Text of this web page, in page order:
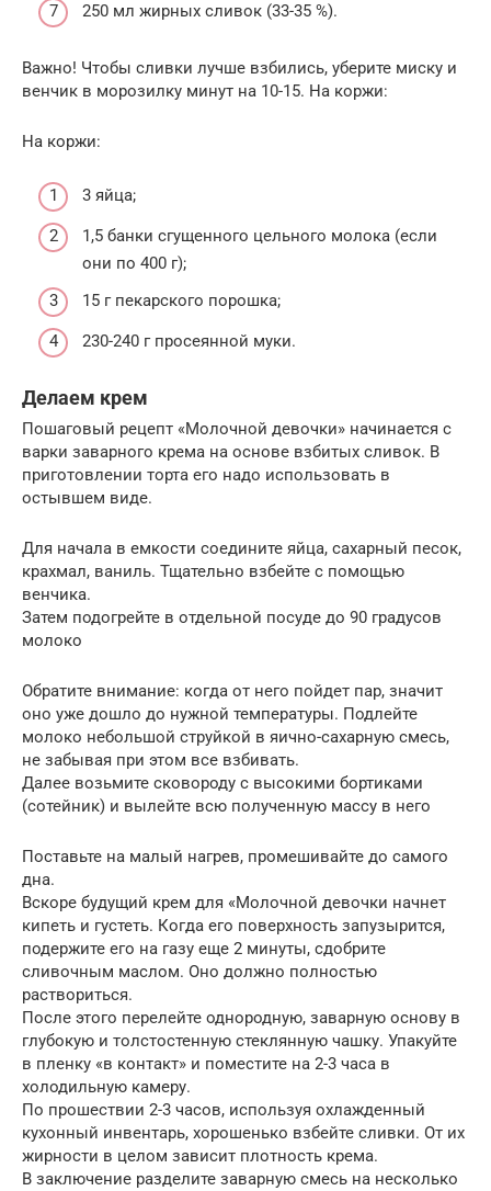
250 мл жирных сливок (33-35 %).
Важно! Чтобы сливки лучше взбились, уберите миску и
венчик в морозилку минут на 10-15. На коржи:
На коржи:
3 яйца;
1,5 банки сгущенного цельного молока (если
они по 400 г);
15 г пекарского порошка;
230-240 г просеянной муки.
Делаем крем
Пошаговый рецепт «Молочной девочки» начинается с
варки заварного крема на основе взбитых сливок. В
приготовлении торта его надо использовать в
остывшем виде.
Для начала в емкости соедините яйца, сахарный песок,
крахмал, ваниль. Тщательно взбейте с помощью
венчика.
Затем подогрейте в отдельной посуде до 90 градусов
молоко
Обратите внимание: когда от него пойдет пар, значит
оно уже дошло до нужной температуры. Подлейте
молоко небольшой струйкой в яично-сахарную смесь,
не забывая при этом все взбивать.
Далее возьмите сковороду с высокими бортиками
(сотейник) и вылейте всю полученную массу в него
Поставьте на малый нагрев, промешивайте до самого
дна.
Вскоре будущий крем для «Молочной девочки начнет
кипеть и густеть. Когда его поверхность запузырится,
подержите его на газу еще 2 минуты, сдобрите
сливочным маслом. Оно должно полностью
раствориться.
После этого перелейте однородную, заварную основу в
глубокую и толстостенную стеклянную чашку. Упакуйте
в пленку «в контакт» и поместите на 2-3 часа в
холодильную камеру.
По прошествии 2-3 часов, используя охлажденный
кухонный инвентарь, хорошенько взбейте сливки. От их
жирности в целом зависит плотность крема.
В заключение разделите заварную смесь на несколько